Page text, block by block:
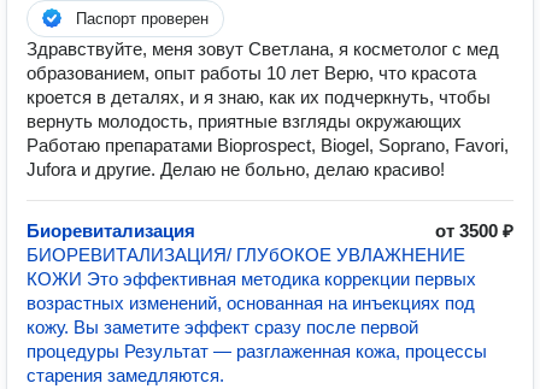
Паспорт проверен
Здравствуйте, меня зовут Светлана, я косметолог с мед
образованием, опыт работы 10 лет Верю, что красота
кроется в деталях, и я знаю, как их подчеркнуть, чтобы
вернуть молодость, приятные взгляды окружающих
Работаю препаратами Bioprospect, Biogel, Soprano, Favori,
Jufora и другие. Делаю не больно, делаю красиво!
Биоревитализация
от 3500 ₽
БИОРЕВИТАЛИЗАЦИЯ/ ГЛУбОКОЕ УВЛАЖНЕНИЕ
КОЖИ Это эффективная методика коррекции первых
возрастных изменений, основанная на инъекциях под
кожу. Вы заметите эффект сразу после первой
процедуры Результат — разглаженная кожа, процессы
старения замедляются.